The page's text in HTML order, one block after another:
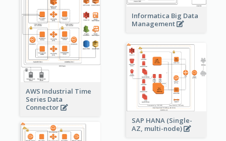
AWS Industrial Time
Series Data
Connector
Informatica Big Data
Management
SAP HANA (Single-
AZ, multi-node)